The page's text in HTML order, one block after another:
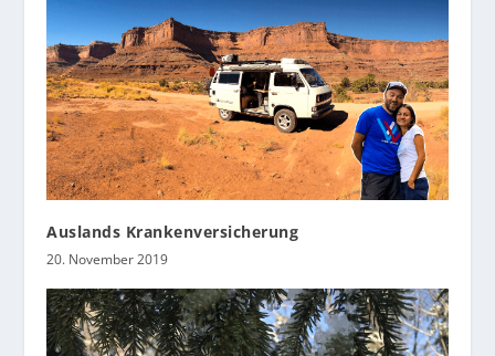
Auslands Krankenversicherung
20. November 2019